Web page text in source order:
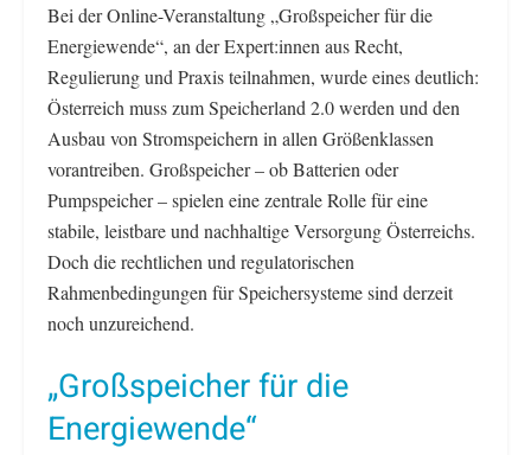
Bei der Online-Veranstaltung „Großspeicher für die
Energiewende“, an der Expert:innen aus Recht,
Regulierung und Praxis teilnahmen, wurde eines deutlich:
Österreich muss zum Speicherland 2.0 werden und den
Ausbau von Stromspeichern in allen Größenklassen
vorantreiben. Großspeicher – ob Batterien oder
Pumpspeicher – spielen eine zentrale Rolle für eine
stabile, leistbare und nachhaltige Versorgung Österreichs.
Doch die rechtlichen und regulatorischen
Rahmenbedingungen für Speichersysteme sind derzeit
noch unzureichend.
„Großspeicher für die
Energiewende“